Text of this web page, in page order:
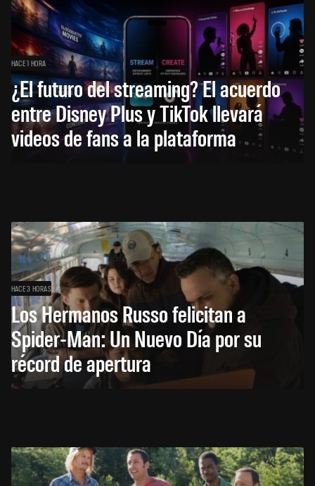
HACE 1 HORA
¿El futuro del streaming? El acuerdo
entre Disney Plus y TikTok llevará
videos de fans a la plataforma
HACE 3 HORAS
Los Hermanos Russo felicitan a
Spider-Man: Un Nuevo Día por su
récord de apertura